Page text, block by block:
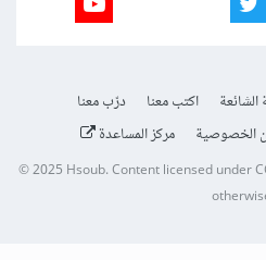
الشائعة اكتب معنا
درّب معنا
الخصوصية مركز المساعدة
© 2025Hsoub.Content licensed under